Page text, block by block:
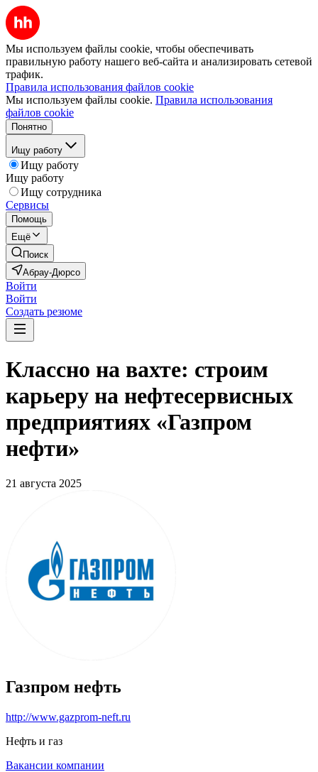
Мы используем файлы cookie, чтобы обеспечивать
правильную работу нашего веб-сайта и анализировать сетевой
трафик.
Правила использования файлов cookie
Мы используем файлы cookie. Правила использования
файлов cookie
Понятно
Ищу работу
Ищу работу
Ищу работу
Ищу сотрудника
Сервисы
Помощь
Ещё
Поиск
Абрау-Дюрсо
Войти
Войти
Создать резюме
Классно на вахте: строим
карьеру на нефтесервисных
предприятиях «Газпром
нефти»
21 августа 2025
Газпром нефть
http://www.gazprom-neft.ru
Нефть и газ
Вакансии компании